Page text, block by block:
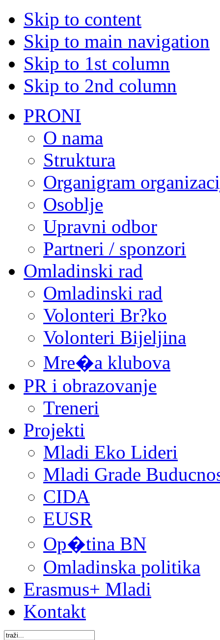
Skip to content
Skip to main navigation
Skip to 1st column
Skip to 2nd column
PRONI
O nama
Struktura
Organigram
Osoblje
Upravni odbor
Partneri / sponzori
Omladinski rad
Omladinski rad
Volonteri Br?ko
Volonteri Bijeljina
Mre�a klubova
PR i obrazovanje
Treneri
Projekti
Mladi Eko Lideri
Mladi Grade
CIDA
EUSR
Op�tina BN
Omladinska politika
Erasmus+ Mladi
Kontakt